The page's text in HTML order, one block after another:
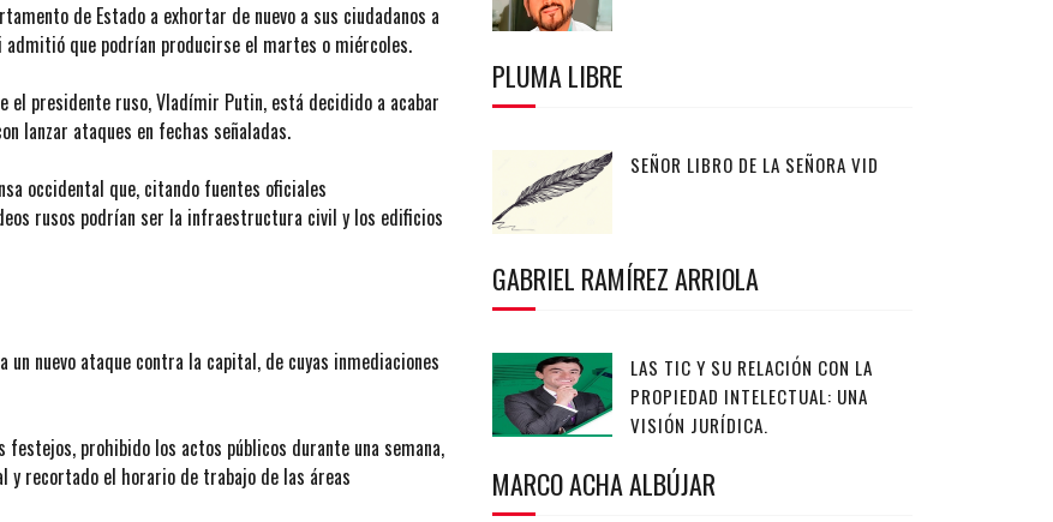
de Estado a exhortar de nuevo a sus ciudadanos a
que podrían producirse el martes o miércoles.
presidente ruso, Vladímir Putin, está decidido a acabar
lanzar ataques en fechas señaladas.
occidental que, citando fuentes oficiales
rusos podrían ser la infraestructura civil y los edificios
un nuevo ataque contra la capital, de cuyas inmediaciones
prohibido los actos públicos durante una semana,
y recortado el horario de trabajo de las áreas
PLUMA LIBRE
SEÑOR LIBRO DE LA SEÑORA VID
GABRIEL RAMÍREZ ARRIOLA
LAS TIC Y SU RELACIÓN CON LA
PROPIEDAD INTELECTUAL: UNA
VISIÓN JURÍDICA.
MARCO ACHA ALBÚJAR